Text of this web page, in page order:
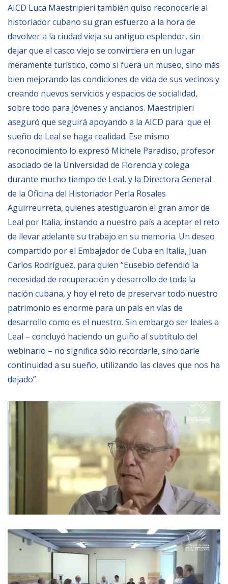
AICD Luca Maestripieri también quiso reconocerle al
historiador cubano su gran esfuerzo a la hora de
devolver a la ciudad vieja su antiguo esplendor, sin
dejar que el casco viejo se convirtiera en un lugar
meramente turístico, como si fuera un museo, sino más
bien mejorando las condiciones de vida de sus vecinos y
creando nuevos servicios y espacios de socialidad,
sobre todo para jóvenes y ancianos. Maestripieri
aseguró que seguirá apoyando a la AICD para que el
sueño de Leal se haga realidad. Ese mismo
reconocimiento lo expresó Michele Paradiso, profesor
asociado de la Universidad de Florencia y colega
durante mucho tiempo de Leal, y la Directora General
de la Oficina del Historiador Perla Rosales
Aguirreurreta, quienes atestiguaron el gran amor de
Leal por Italia, instando a nuestro país a aceptar el reto
de llevar adelante su trabajo en su memoria. Un deseo
compartido por el Embajador de Cuba en Italia, Juan
Carlos Rodríguez, para quien “Eusebio defendió la
necesidad de recuperación y desarrollo de toda la
nación cubana, y hoy el reto de preservar todo nuestro
patrimonio es enorme para un país en vías de
desarrollo como es el nuestro. Sin embargo ser leales a
Leal – concluyó haciendo un guiño al subtítulo del
webinario – no significa sólo recordarle, sino darle
continuidad a su sueño, utilizando las claves que nos ha
dejado”.